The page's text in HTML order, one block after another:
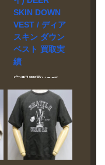
SKIN DOWN
VEST / ディア
スキン ダウン
ベスト 買取実
績
宅配買取にて
お売り頂きま
した。 ブラン
ド JOE
McCOY モデ
ル DEER SKIN
DOWN VEST
買取相場 お問